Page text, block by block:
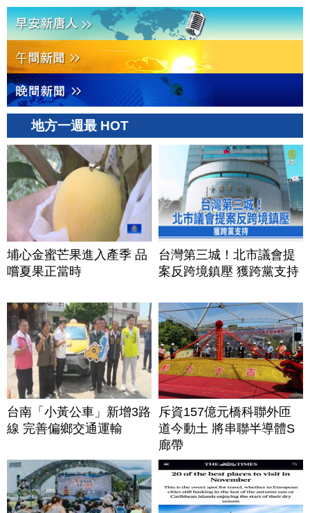
地方一週最 HOT
埔心金蜜芒果進入產季 品
嚐夏果正當時
台灣第三城！北市議會提
案反跨境鎮壓 獲跨黨支持
台南「小黃公車」新增3路
線 完善偏鄉交通運輸
斥資157億元橋科聯外匝
道今動土 將串聯半導體S
廊帶